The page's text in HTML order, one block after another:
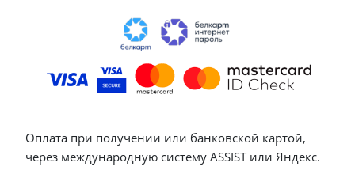
Оплата при получении или банковской картой,
через международную систему ASSIST или Яндекс.